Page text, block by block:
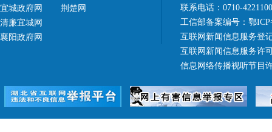
宜城政府网
清廉宜城网
襄阳政府网
荆楚网
联系电话：0710-
工信部备案编号： 鄂ICP
互联网新闻信息服务登
互联网新闻信息服务许
信息网络传播视听节目